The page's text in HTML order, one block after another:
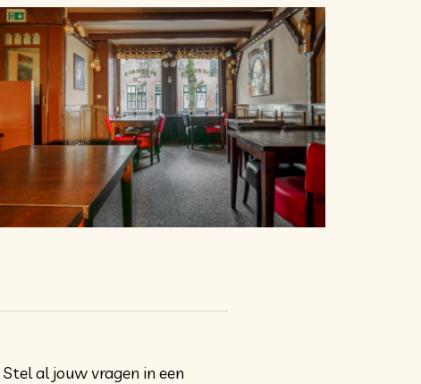
Stel al jouw vragen in een